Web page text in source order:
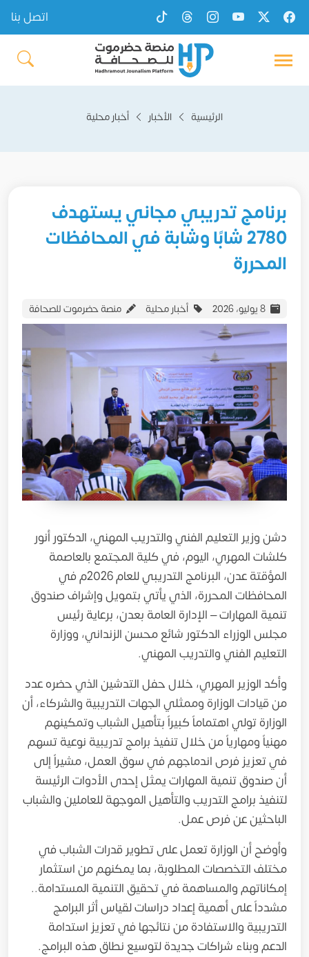
اتصل بنا
الرئيسية الأخبار أخبار محلية
برنامج تدريبي مجاني يستهدف
2780 شابًا وشابة في المحافظات
المحررة
8 يوليو، 2026 أخبار محلية منصة حضرموت للصحافة
دشن وزير التعليم الفني والتدريب المهني، الدكتور أنور
كلشات المهري، اليوم، في كلية المجتمع بالعاصمة
المؤقتة عدن، البرنامج التدريبي للعام 2026م في
المحافظات المحررة، الذي يأتي بتمويل وإشراف صندوق
تنمية المهارات – الإدارة العامة بعدن، برعاية رئيس
مجلس الوزراء الدكتور شائع محسن الزنداني، ووزارة
التعليم الفني والتدريب المهني.
وأكد الوزير المهري، خلال حفل التدشين الذي حضره عدد
من قيادات الوزارة وممثلي الجهات التدريبية والشركاء، أن
الوزارة تولي اهتماماً كبيراً بتأهيل الشباب وتمكينهم
مهنياً ومهارياً من خلال تنفيذ برامج تدريبية نوعية تسهم
في تعزيز فرص اندماجهم في سوق العمل، مشيراً إلى
أن صندوق تنمية المهارات يمثل إحدى الأدوات الرئيسة
لتنفيذ برامج التدريب والتأهيل الموجهة للعاملين والشباب
الباحثين عن فرص عمل.
وأوضح أن الوزارة تعمل على تطوير قدرات الشباب في
مختلف التخصصات المطلوبة، بما يمكنهم من استثمار
إمكاناتهم والمساهمة في تحقيق التنمية المستدامة..
مشدداً على أهمية إعداد دراسات لقياس أثر البرامج
التدريبية والاستفادة من نتائجها في تعزيز استدامة
الدعم وبناء شراكات جديدة لتوسيع نطاق هذه البرامج.